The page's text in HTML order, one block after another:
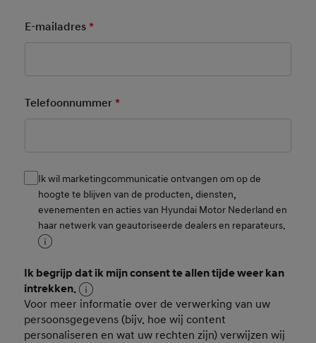
E-mailadres *Mandatory Field
Telefoonnummer *Mandatory Field
Consent
Ik wil marketingcommunicatie ontvangen om op de
hoogte te blijven van de producten, diensten,
evenementen en acties van Hyundai Motor Nederland en
haar netwerk van geautoriseerde dealers en reparateurs.
Consent Persoonsgegevens
Ik begrijp dat ik mijn consent te allen tijde weer kan
intrekken.
Voor meer informatie over de verwerking van uw
persoonsgegevens (bijv. hoe wij content
personaliseren en wat uw rechten zijn) verwijzen wij